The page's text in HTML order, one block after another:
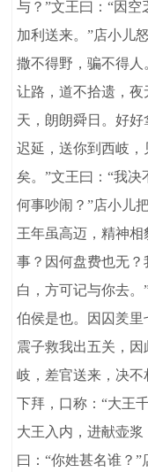
与？”文王曰：“因
加利送来。”店小儿
撒不得野，骗不得人
让路，道不拾遗，
天，朗朗舜日。好
迟延，送你到西岐
矣。”文王曰：“我决
何事吵闹？”店小儿
王年虽高迈，精神
事？因何盘费也无
白，方可记与你去
伯侯是也。因囚羑
震子救我出五关，
岐，差官送来，决
下拜，口称：“大王
大王入内，进献壶浆
曰：“你姓甚名谁？